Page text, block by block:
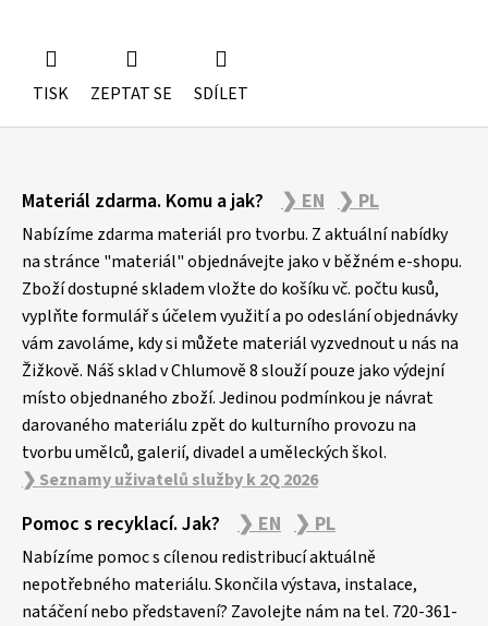
TISK ZEPTAT SE SDÍLET
MUŠLE
Materiál zdarma. Komu a jak? ❯ EN ❯ PL
Nabízíme zdarma materiál pro tvorbu. Z aktuální nabídky
na stránce "materiál" objednávejte jako v běžném e-shopu.
Zboží dostupné skladem vložte do košíku vč. počtu kusů,
vyplňte formulář s účelem využití a po odeslání objednávky
vám zavoláme, kdy si můžete materiál vyzvednout u nás na
Žižkově. Náš sklad v Chlumově 8 slouží pouze jako výdejní
místo objednaného zboží. Jedinou podmínkou je návrat
darovaného materiálu zpět do kulturního provozu na
tvorbu umělců, galerií, divadel a uměleckých škol.
❯ Seznamy uživatelů služby k 2Q 2026
Pomoc s recyklací. Jak? ❯ EN ❯ PL
Nabízíme pomoc s cílenou redistribucí aktuálně
nepotřebného materiálu. Skončila výstava, instalace,
natáčení nebo představení? Zavolejte nám na tel. 720-361-